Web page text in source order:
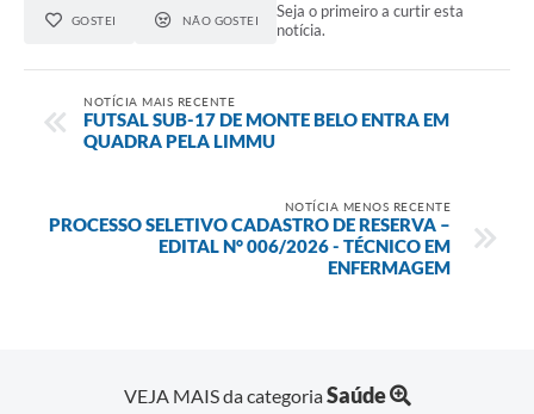
GOSTEI NÃO GOSTEI
Seja o primeiro a curtir esta
notícia.
NOTÍCIA MAIS RECENTE
FUTSAL SUB-17 DE MONTE BELO ENTRA EM
QUADRA PELA LIMMU
NOTÍCIA MENOS RECENTE
PROCESSO SELETIVO CADASTRO DE RESERVA –
EDITAL N° 006/2026 - TÉCNICO EM
ENFERMAGEM
VEJA MAIS da categoriaSaúde